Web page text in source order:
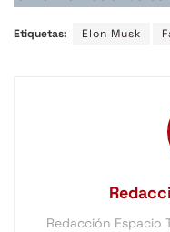
Etiquetas: Elon Musk
Redacción Espacio